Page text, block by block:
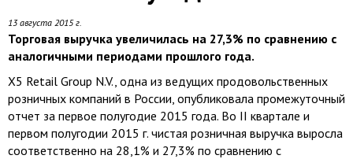
13 августа 2015 г.
Торговая выручка увеличилась на 27,3% по сравнению с
аналогичными периодами прошлого года.
X5 Retail Group N.V., одна из ведущих продовольственных
розничных компаний в России, опубликовала промежуточный
отчет за первое полугодие 2015 года. Во II квартале и
первом полугодии 2015 г. чистая розничная выручка выросла
соответственно на 28,1% и 27,3% по сравнению с